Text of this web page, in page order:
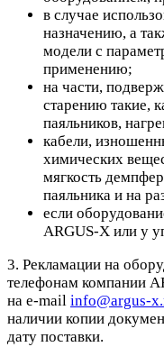
в случае
назначению, а
модели с
применению;
на части,
старению такие,
паяльников,
кабели,
химических
мягкость
паяльника и на
если
ARGUS-X или у
3. Рекламации на
телефонам компании
на e-mail info@argus-
наличии копии
дату поставки.